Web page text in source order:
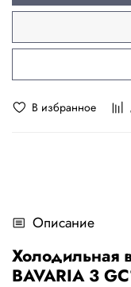
В избранное
Описание
Холодильная
BAVARIA 3